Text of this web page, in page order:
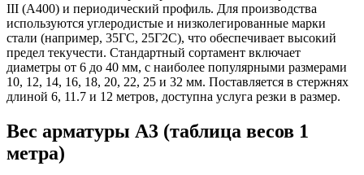
III (А400) и периодический профиль. Для производства
используются углеродистые и низколегированные марки
стали (например, 35ГС, 25Г2С), что обеспечивает высокий
предел текучести. Стандартный сортамент включает
диаметры от 6 до 40 мм, с наиболее популярными размерами
10, 12, 14, 16, 18, 20, 22, 25 и 32 мм. Поставляется в стержнях
длиной 6, 11.7 и 12 метров, доступна услуга резки в размер.
Вес арматуры А3 (таблица весов 1
метра)